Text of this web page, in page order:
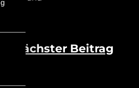
Nächster Beitrag